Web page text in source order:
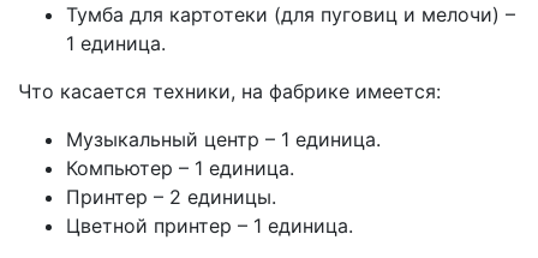
Тумба для картотеки (для пуговиц и мелочи) –
1 единица.
Что касается техники, на фабрике имеется:
Музыкальный центр – 1 единица.
Компьютер – 1 единица.
Принтер – 2 единицы.
Цветной принтер – 1 единица.